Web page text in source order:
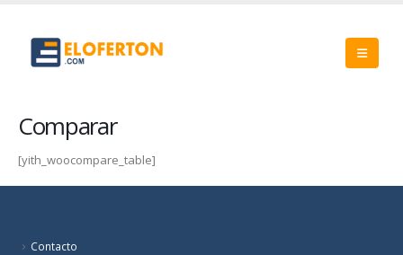
Comparar
[yith_woocompare_table]
Contacto